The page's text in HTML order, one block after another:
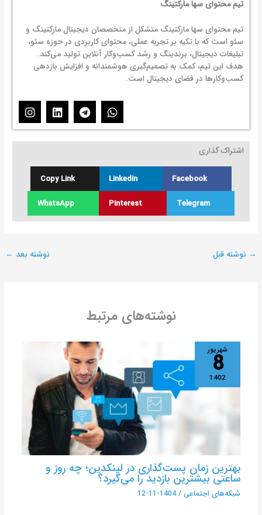
تیم محتوای سها مارکتینگ
تیم محتوای سها مارکتینگ متشکل از متخصصان دیجیتال مارکتینگ و
سئو است که با تکیه بر تجربه عملی، محتوای کاربردی در حوزه سئو،
تبلیغات دیجیتال، برندینگ و رشد کسب‌وکار آنلاین تولید می‌کند.
هدف این تیم، کمک به تصمیم‌گیری هوشمندانه و افزایش بازدهی
کسب‌وکارها در فضای دیجیتال است.
W
h
a
a
p
p
T
e
l
r
m
L
i
n
d
i
n
I
n
s
g
a
اشتراک گذاری
Facebook
Linkedin
Copy Link
Telegram
Pinterest
WhatsApp
→ نوشته قبل نوشته بعد ←
نوشته‌های مرتبط
شهریور
8
1402
بهترین زمان پست‌گذاری در لینکدین؛ چه روز و
ساعتی بیشترین بازدید را می‌گیرد؟
شبکه‌های اجتماعی/
1404-11-12